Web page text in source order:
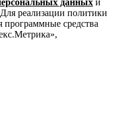
данных и
реализации политики
программные средства